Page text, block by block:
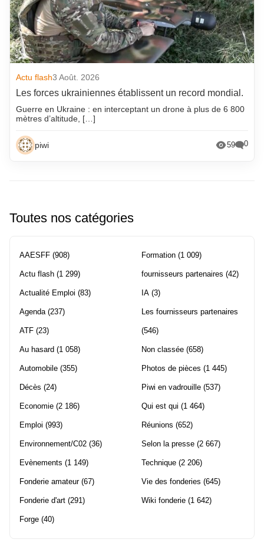
Actu flash3 Août. 2026
Les forces ukrainiennes établissent un record mondial.
Guerre en Ukraine : en interceptant un drone à plus de 6 800
mètres d’altitude, […]
piwi 59 0
Toutes nos catégories
AAESFF (908)
Actu flash (1 299)
Actualité Emploi (83)
Agenda(237)
ATF (23)
Au hasard (1 058)
Automobile (355)
Décès (24)
Economie (2 186)
Emploi (993)
Environnement/C02 (36)
Evènements (1 149)
Fonderie amateur(67)
Fonderie d'art (291)
Forge (40)
Formation (1 009)
fournisseurs partenaires (42)
IA (3)
Les fournisseurs partenaires
(546)
Non classée (658)
Photos de pièces (1 445)
Piwi en vadrouille (537)
Qui est qui (1 464)
Réunions (652)
Selon la presse (2 667)
Technique (2 206)
Vie des fonderies (645)
Wiki fonderie (1 642)